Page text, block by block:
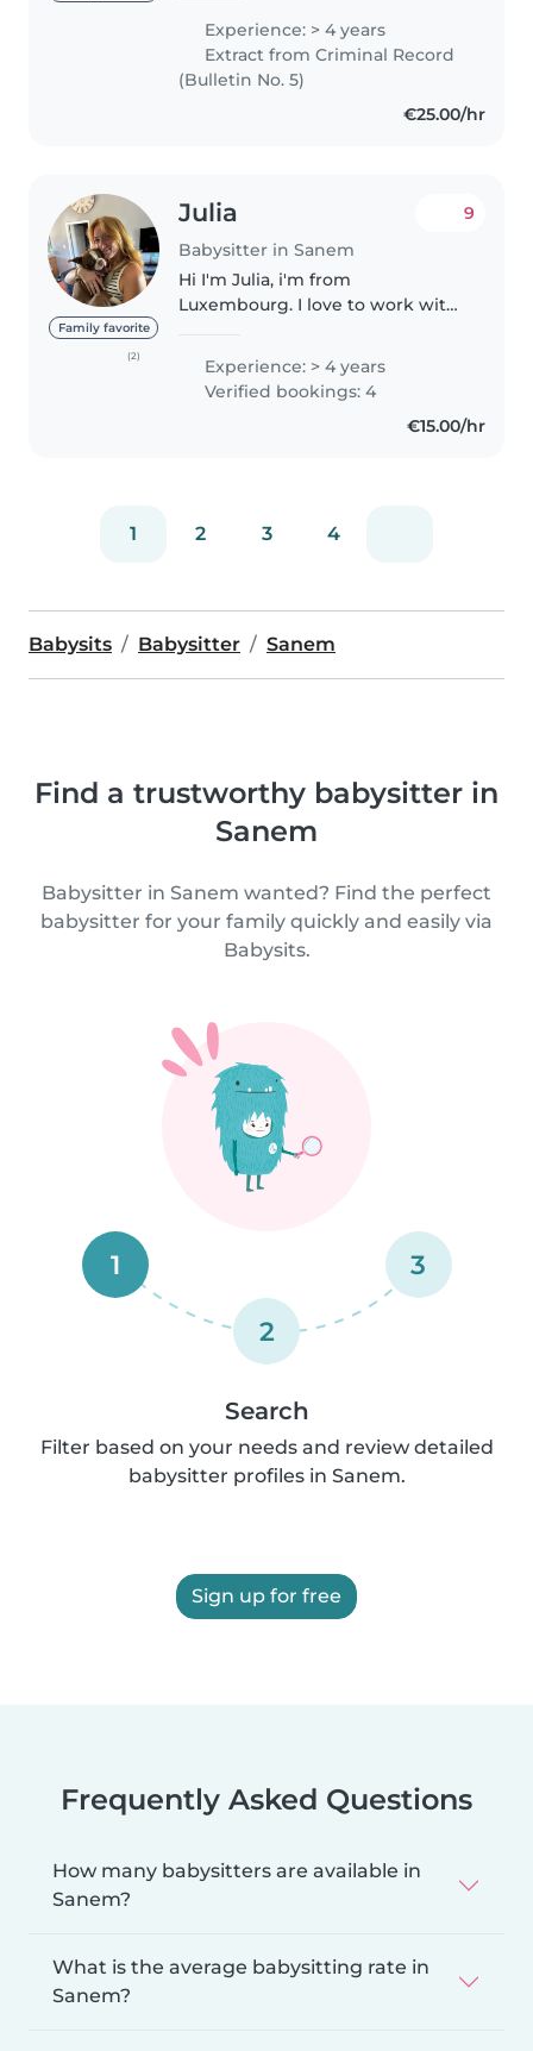
verbringt. Ich spreche fliessend
luxemburgisch, deutsch,
englisch, yugoslowenisch und..
Experience: > 4 years
Extract from Criminal Record
(Bulletin No. 5)
€25.00/hr
Family favorite
(2)
Julia
Babysitter in Sanem
9
Hi I'm Julia, i'm from
Luxembourg. I love to work with
Daycare and i had few
babysitting Jobs here in
Luxembourg as well. I was also
Experience: > 4 years
Verified bookings: 4
€15.00/hr
1 2 3 4
Babysits Babysitter Sanem
Find a trustworthy babysitter in
Sanem
Babysitter in Sanem wanted? Find the perfect
babysitter for your family quickly and easily via
Babysits.
1
2
3
Search
Filter based on your needs and review detailed
babysitter profiles in Sanem.
Sign up for free
Frequently Asked Questions
How many babysitters are available in
Sanem?
What is the average babysitting rate in
Sanem?